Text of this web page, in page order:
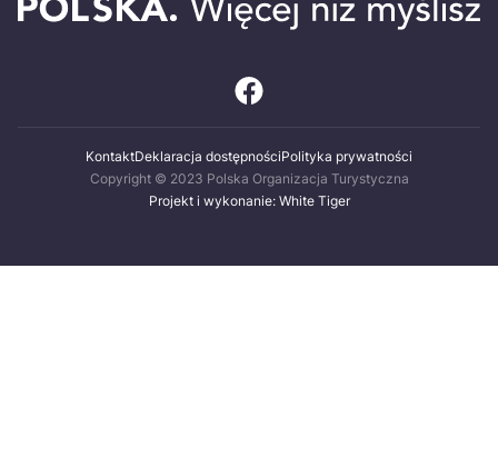
KontaktDeklaracja dostępnościPolityka prywatności
Copyright © 2023 Polska Organizacja Turystyczna
Projekt i wykonanie: White Tiger